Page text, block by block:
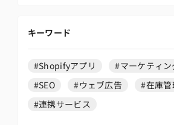
キーワード
#Shopifyアプリ #マーケティン
#SEO
#ウェブ広告
#在庫管
#連携サービス